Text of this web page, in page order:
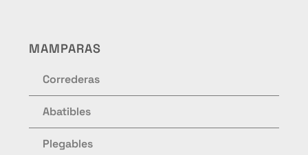
MAMPARAS
Correderas
Abatibles
Plegables